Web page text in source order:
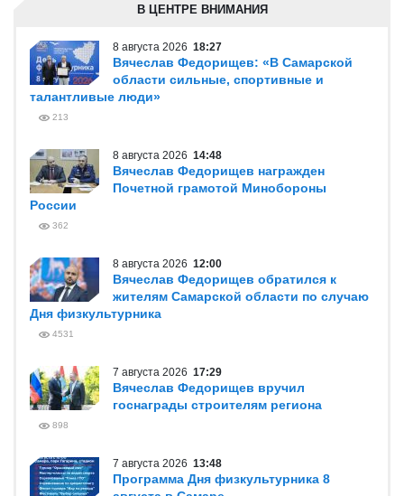
В ЦЕНТРЕ ВНИМАНИЯ
8 августа 2026 18:27
Вячеслав Федорищев: «В Самарской
области сильные, спортивные и
талантливые люди»
213
8 августа 2026 14:48
Вячеслав Федорищев награжден
Почетной грамотой Минобороны
России
362
8 августа 2026 12:00
Вячеслав Федорищев обратился к
жителям Самарской области по случаю
Дня физкультурника
4531
7 августа 2026 17:29
Вячеслав Федорищев вручил
госнаграды строителям региона
898
7 августа 2026 13:48
Программа Дня физкультурника 8